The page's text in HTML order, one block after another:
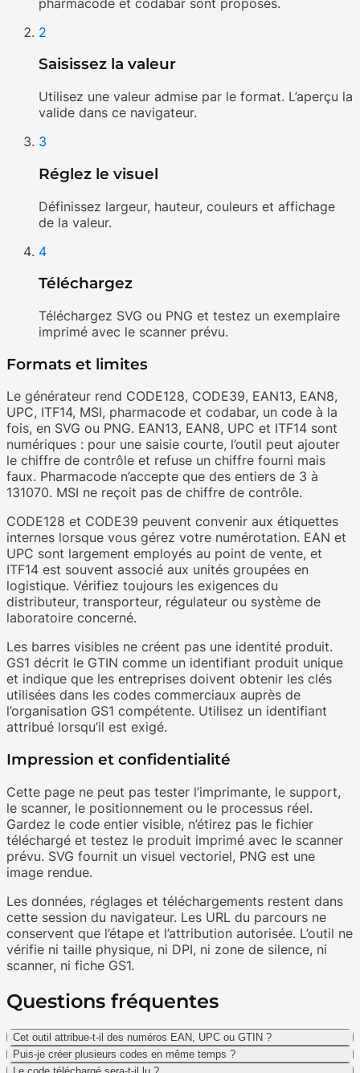
2
Saisissez la valeur
Utilisez une valeur admise par le format. L’aperçu la
valide dans ce navigateur.
3
Réglez le visuel
Définissez largeur, hauteur, couleurs et affichage
de la valeur.
4
Téléchargez
Téléchargez SVG ou PNG et testez un exemplaire
imprimé avec le scanner prévu.
Formats et limites
Le générateur rend CODE128, CODE39, EAN13, EAN8,
UPC, ITF14, MSI, pharmacode et codabar, un code à la
fois, en SVG ou PNG. EAN13, EAN8, UPC et ITF14 sont
numériques : pour une saisie courte, l’outil peut ajouter
le chiffre de contrôle et refuse un chiffre fourni mais
faux. Pharmacode n’accepte que des entiers de 3 à
131070. MSI ne reçoit pas de chiffre de contrôle.
CODE128 et CODE39 peuvent convenir aux étiquettes
internes lorsque vous gérez votre numérotation. EAN et
UPC sont largement employés au point de vente, et
ITF14 est souvent associé aux unités groupées en
logistique. Vérifiez toujours les exigences du
distributeur, transporteur, régulateur ou système de
laboratoire concerné.
Les barres visibles ne créent pas une identité produit.
GS1 décrit le GTIN comme un identifiant produit unique
et indique que les entreprises doivent obtenir les clés
utilisées dans les codes commerciaux auprès de
l’organisation GS1 compétente. Utilisez un identifiant
attribué lorsqu’il est exigé.
Impression et confidentialité
Cette page ne peut pas tester l’imprimante, le support,
le scanner, le positionnement ou le processus réel.
Gardez le code entier visible, n’étirez pas le fichier
téléchargé et testez le produit imprimé avec le scanner
prévu. SVG fournit un visuel vectoriel, PNG est une
image rendue.
Les données, réglages et téléchargements restent dans
cette session du navigateur. Les URL du parcours ne
conservent que l’étape et l’attribution autorisée. L’outil ne
vérifie ni taille physique, ni DPI, ni zone de silence, ni
scanner, ni fiche GS1.
Questions fréquentes
Cet outil attribue-t-il des numéros EAN, UPC ou GTIN ?
Puis-je créer plusieurs codes en même temps ?